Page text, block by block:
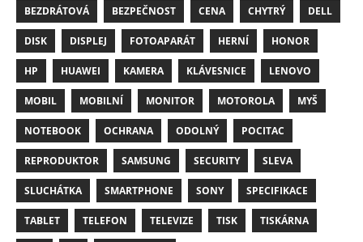
BEZDRÁTOVÁ BEZPEČNOST CENA CHYTRÝ DELL
DISK DISPLEJ FOTOAPARÁT HERNÍ HONOR
HP HUAWEI KAMERA KLÁVESNICE LENOVO
MOBIL MOBILNÍ MONITOR MOTOROLA MYŠ
NOTEBOOK OCHRANA ODOLNÝ POCITAC
REPRODUKTOR SAMSUNG SECURITY SLEVA
SLUCHÁTKA SMARTPHONE SONY SPECIFIKACE
TABLET TELEFON TELEVIZE TISK TISKÁRNA